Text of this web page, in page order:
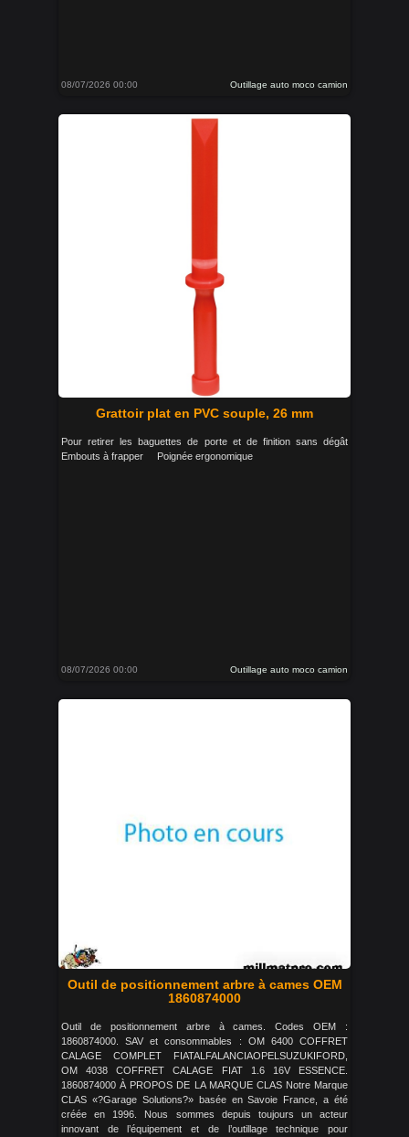
08/07/2026 00:00 Outillage auto moco camion
Grattoir plat en PVC souple, 26 mm
Pour retirer les baguettes de porte et de finition sans dégât
Embouts à frapper Poignée ergonomique
08/07/2026 00:00 Outillage auto moco camion
Outil de positionnement arbre à cames OEM
1860874000
Outil de positionnement arbre à cames. Codes OEM :
1860874000. SAV et consommables : OM 6400 COFFRET
CALAGE COMPLET FIATALFALANCIAOPELSUZUKIFORD,
OM 4038 COFFRET CALAGE FIAT 1.6 16V ESSENCE.
1860874000 À PROPOS DE LA MARQUE CLAS Notre Marque
CLAS «?Garage Solutions?» basée en Savoie France, a été
créée en 1996. Nous sommes depuis toujours un acteur
innovant de l’équipement et de l’outillage technique pour